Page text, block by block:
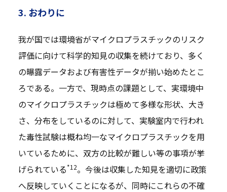
3. おわりに
我が国では環境省がマイクロプラスチックのリスク
評価に向けて科学的知見の収集を続けており、多く
の曝露データおよび有害性データが揃い始めたとこ
ろである。一方で、現時点の課題として、実環境中
のマイクロプラスチックは極めて多様な形状、大き
さ、分布をしているのに対して、実験室内で行われ
た毒性試験は概ね均一なマイクロプラスチックを用
いているために、双方の比較が難しい等の事項が挙
げられている*12。今後は収集した知見を適切に政策
へ反映していくことになるが、同時にこれらの不確